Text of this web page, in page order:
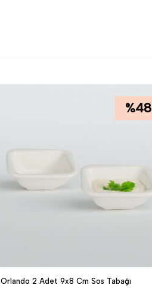
%48
Orlando 2 Adet 9x8 Cm Sos Tabağı